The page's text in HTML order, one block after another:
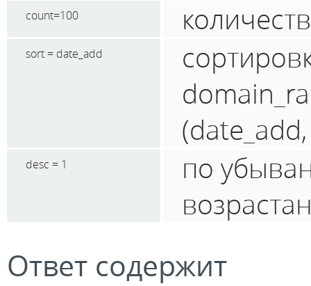
count=100
sort = date_add
desc = 1
по
Ответ содержит